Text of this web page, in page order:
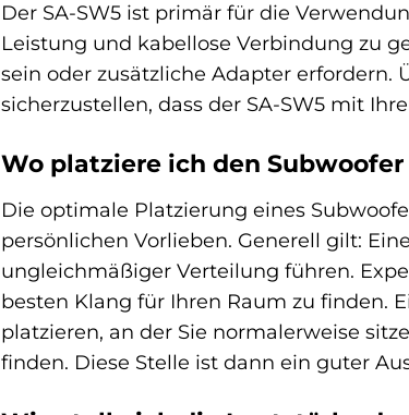
Der SA-SW5 ist primär für die
Leistung und kabellose Verbindung zu
sein oder zusätzliche Adapter
sicherzustellen, dass der SA-SW5 mit
Wo platziere ich den
Die optimale Platzierung eines
persönlichen Vorlieben. Generell gilt:
ungleichmäßiger Verteilung führen.
besten Klang für Ihren Raum zu finden.
platzieren, an der Sie normalerweise
finden. Diese Stelle ist dann ein guter